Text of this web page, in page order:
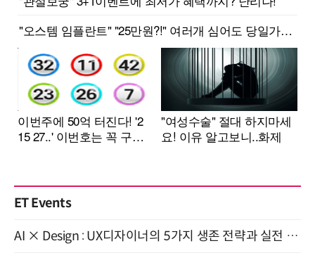
ET Events
AI × Design : UX디자이너의 5가지 생존 전략과 실전 대응 8월 28일 개최